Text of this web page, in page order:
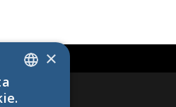
SLOVAK
×